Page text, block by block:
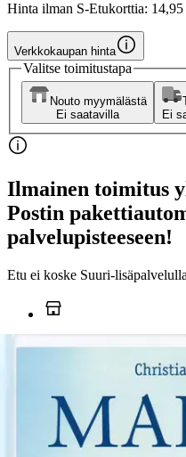
Hinta ilman S-Etukorttia: 14,95
Verkkokaupan hinta
Valitse toimitustapa
Nouto myymälästä
Ei saatavilla
Ei
Ilmainen toimitus
Postin
palvelupisteeseen!
Etu ei koske
Tarkista
Ei saatavilla